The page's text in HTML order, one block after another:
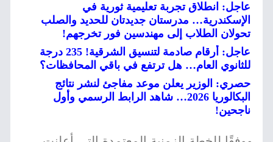
عاجل: انطلاق تجربة تعليمية ثورية في
الإسكندرية… مدرستان جديدتان للحديد والصلب
تحولان الطلاب إلى مهندسين فور تخرجهم!
عاجل: أرقام صادمة لتنسيق الشرقية! 235 درجة
للثانوي العام… هل ترتفع في باقي المحافظات؟
حصري: الوزير يعلن موعد مفاجئ لنشر نتائج
البكالوريا 2026… شاهد الرابط الرسمي وأول
ناجحين!